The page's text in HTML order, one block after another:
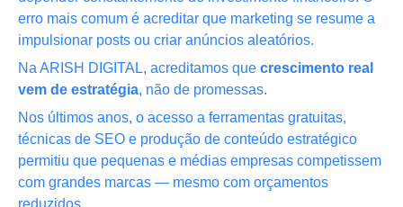
erro mais comum é acreditar que marketing se resume a
impulsionar posts ou criar anúncios aleatórios.
Na ARISH DIGITAL, acreditamos que crescimento real
vem de estratégia, não de promessas.
Nos últimos anos, o acesso a ferramentas gratuitas,
técnicas de SEO e produção de conteúdo estratégico
permitiu que pequenas e médias empresas competissem
com grandes marcas — mesmo com orçamentos